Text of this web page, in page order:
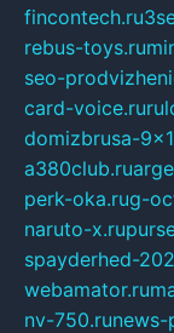
fincontech.ru
rebus-toys.ru
seo-
card-voice.ru
domizbrusa-
a380club.ru
perk-oka.rug-
naruto-x.ru
spayderhed-
webamator.ru
nv-750.runews-